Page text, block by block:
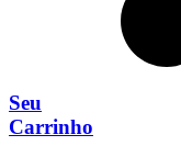
Seu
Carrinho